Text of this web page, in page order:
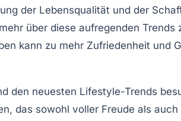
der Lebensqualität und der
über diese aufregenden Trends
kann zu mehr Zufriedenheit und
den neuesten Lifestyle-Trends
das sowohl voller Freude als auch